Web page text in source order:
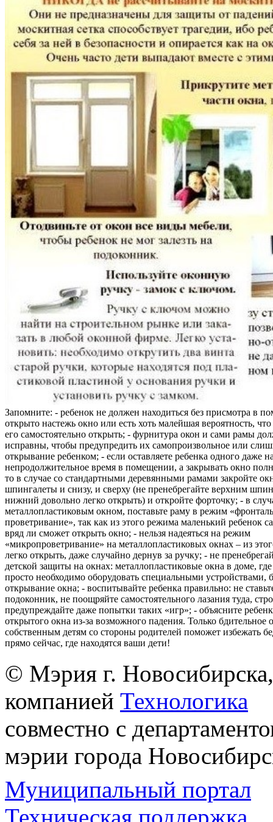
Запомните: - ребенок не должен находиться без присмотра в
открыто настежь окно или есть хоть малейшая вероятность,
его самостоятельно открыть; - фурнитура окон и сами рамы
исправны, чтобы предупредить их самопроизвольное или
открывание ребенком; - если оставляете ребенка одного даже
непродолжительное время в помещении, а закрывать окно
то в случае со стандартными деревянными рамами закройте
шпингалеты и снизу, и сверху (не пренебрегайте верхним
нижний довольно легко открыть) и откройте форточку; - в
металлопластиковым окном, поставьте раму в режим
проветривание», так как из этого режима маленький ребенок
вряд ли сможет открыть окно; - нельзя надеяться на режим
«микропроветривание» на металлопластиковых окнах – из
легко открыть, даже случайно дернув за ручку; - не
детской защиты на окнах: металлопластиковые окна в доме, где
просто необходимо оборудовать специальными
открывание окна; - воспитывайте ребенка правильно: не
подоконник, не поощряйте самостоятельного лазания туда,
предупреждайте даже попытки таких «игр»; - объясните
открытого окна из-за возможного падения. Только бдительное
собственным детям со стороны родителей поможет избежать
прямо сейчас, где находятся ваши дети!
© Мэрия г.
компанией Технологика
совместно с
мэрии города
Муниципальный портал